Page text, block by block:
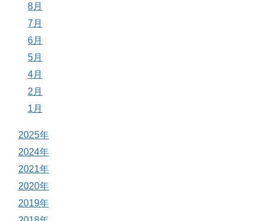
8月
7月
6月
5月
4月
2月
1月
2025年
2024年
2021年
2020年
2019年